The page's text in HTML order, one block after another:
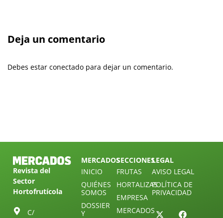
Deja un comentario
Debes estar conectado para dejar un comentario.
Revista del
Sector
Hortofrutícola
C/
MERCADOS
INICIO
QUIÉNES
SOMOS
DOSSIER
Y
SECCIONES
FRUTAS
HORTALIZAS
EMPRESA
MERCADOS
LEGAL
AVISO LEGAL
POLÍTICA DE
PRIVACIDAD